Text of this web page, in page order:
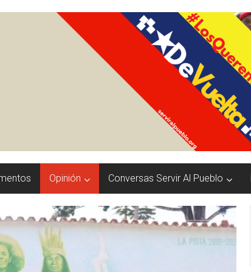
Opinión Conversas Servir Al Pueblo